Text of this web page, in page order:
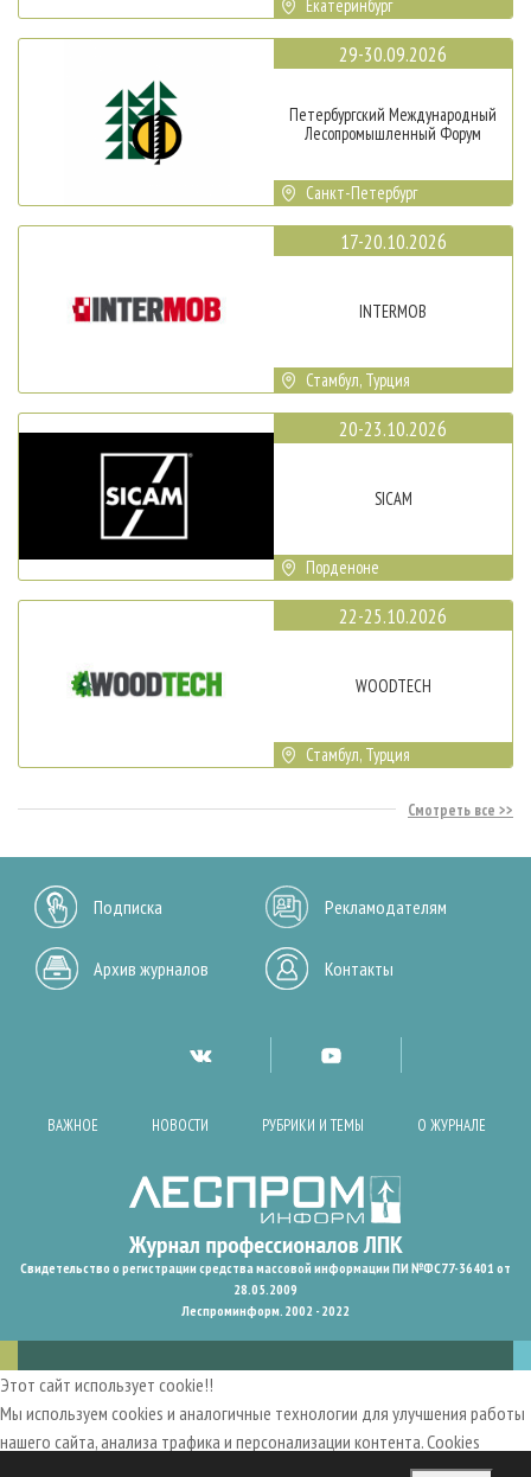
Екатеринбург
29-30.09.2026
Петербургский Международный
Лесопромышленный Форум
Санкт-Петербург
17-20.10.2026
INTERMOB
Стамбул, Турция
20-23.10.2026
SICAM
Порденоне
22-25.10.2026
WOODTECH
Стамбул, Турция
Смотреть все
Подписка Рекламодателям
Архив журналов Контакты
ВАЖНОЕ НОВОСТИ РУБРИКИ И ТЕМЫ О ЖУРНАЛЕ
Свидетельство о регистрации средства массовой информации ПИ №ФС77-36401 от
28.05.2009
Леспроминформ. 2002 - 2022
Этот сайт использует cookie!!
Мы используем cookies и аналогичные технологии для улучшения работы
нашего сайта, анализа трафика и персонализации контента. Cookies